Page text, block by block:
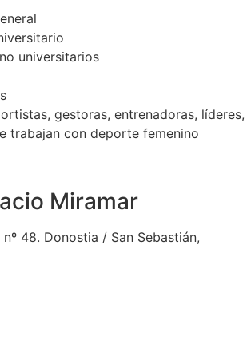
universitarios
gestoras, entrenadoras, líderes,
trabajan con deporte femenino
Miramar
48. Donostia / San Sebastián,